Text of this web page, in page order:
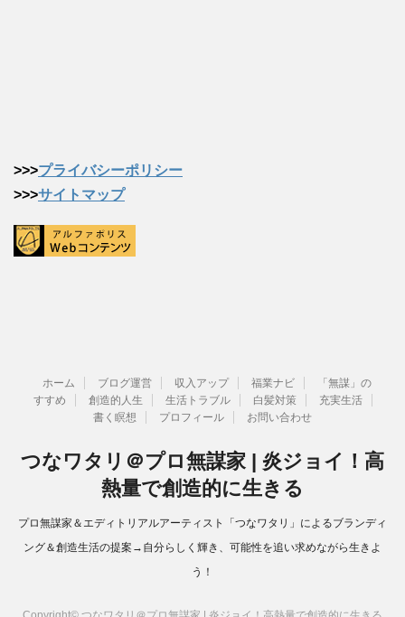
>>>プライバシーポリシー
>>>サイトマップ
ホーム ブログ運営 収入アップ 福業ナビ
「無謀」の
すすめ
創造的人生 生活トラブル 白髪対策
充実生活
書く瞑想
プロフィール お問い合わせ
つなワタリ＠プロ無謀家 | 炎ジョイ！高
熱量で創造的に生きる
プロ無謀家＆エディトリアルアーティスト「つなワタリ」によるブランディ
ング＆創造生活の提案→自分らしく輝き、可能性を追い求めながら生きよ
う！